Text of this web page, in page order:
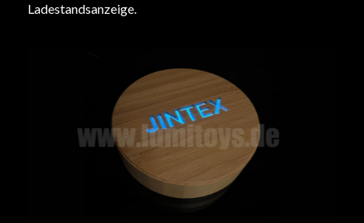
Ladestandsanzeige.